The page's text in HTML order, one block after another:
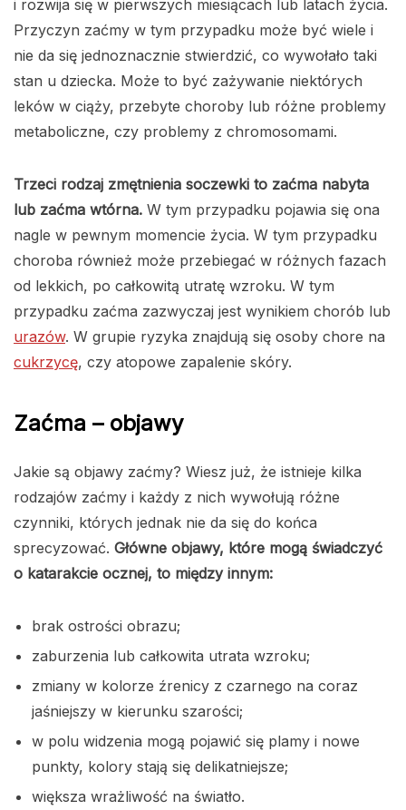
i rozwija się w pierwszych miesiącach lub latach życia.
Przyczyn zaćmy w tym przypadku może być wiele i
nie da się jednoznacznie stwierdzić, co wywołało taki
stan u dziecka. Może to być zażywanie niektórych
leków w ciąży, przebyte choroby lub różne problemy
metaboliczne, czy problemy z chromosomami.
Trzeci rodzaj zmętnienia soczewki to zaćma nabyta
lub zaćma wtórna. W tym przypadku pojawia się ona
nagle w pewnym momencie życia. W tym przypadku
choroba również może przebiegać w różnych fazach
od lekkich, po całkowitą utratę wzroku. W tym
przypadku zaćma zazwyczaj jest wynikiem chorób lub
urazów. W grupie ryzyka znajdują się osoby chore na
cukrzycę, czy atopowe zapalenie skóry.
Zaćma – objawy
Jakie są objawy zaćmy? Wiesz już, że istnieje kilka
rodzajów zaćmy i każdy z nich wywołują różne
czynniki, których jednak nie da się do końca
sprecyzować. Główne objawy, które mogą świadczyć
o katarakcie ocznej, to między innym:
brak ostrości obrazu;
zaburzenia lub całkowita utrata wzroku;
zmiany w kolorze źrenicy z czarnego na coraz
jaśniejszy w kierunku szarości;
w polu widzenia mogą pojawić się plamy i nowe
punkty, kolory stają się delikatniejsze;
większa wrażliwość na światło.